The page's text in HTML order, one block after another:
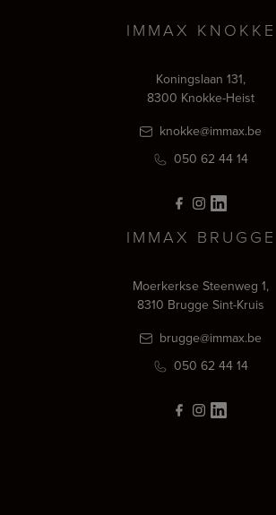
IMMAX KNOKKE
Koningslaan 131,
8300 Knokke-Heist
knokke@immax.be
050 62 44 14
IMMAX BRUGGE
Moerkerkse Steenweg 1,
8310 Brugge Sint-Kruis
brugge@immax.be
050 62 44 14